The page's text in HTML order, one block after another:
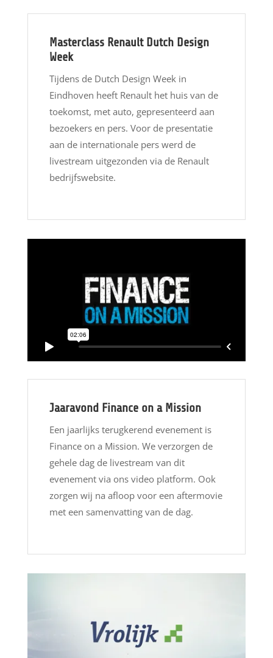
Masterclass Renault Dutch Design
Week
Tijdens de Dutch Design Week in
Eindhoven heeft Renault het huis van de
toekomst, met auto, gepresenteerd aan
bezoekers en pers. Voor de presentatie
aan de internationale pers werd de
livestream uitgezonden via de Renault
bedrijfswebsite.
Jaaravond Finance on a Mission
Een jaarlijks terugkerend evenement is
Finance on a Mission. We verzorgen de
gehele dag de livestream van dit
evenement via ons video platform. Ook
zorgen wij na afloop voor een aftermovie
met een samenvatting van de dag.